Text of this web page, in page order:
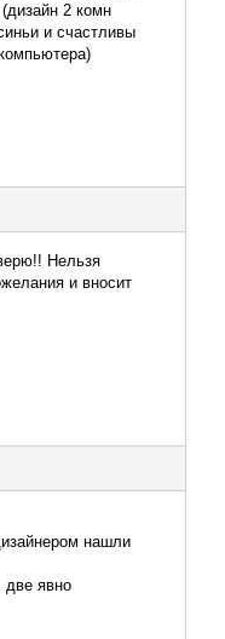
2 комн
и счастливы
Нельзя
и вносит
нашли
две явно